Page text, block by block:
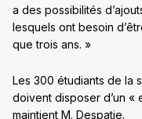
a des possibilités
lesquels ont besoin
que trois ans. »
Les 300 étudiants de la
doivent disposer d’un «
maintient M. Despatie.